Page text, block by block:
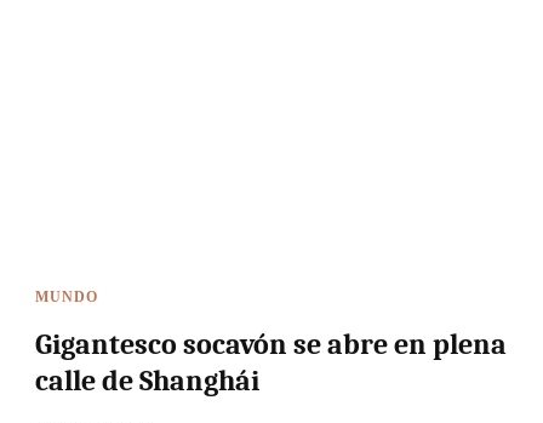
MUNDO
Gigantesco socavón se abre en plena
calle de Shanghái